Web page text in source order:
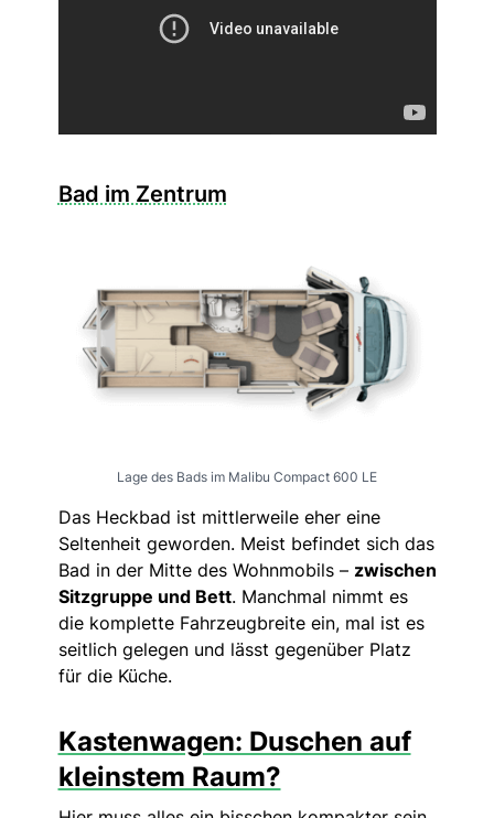
Bad im Zentrum
Lage des Bads im Malibu Compact 600 LE
Das Heckbad ist mittlerweile eher eine
Seltenheit geworden. Meist befindet sich das
Bad in der Mitte des Wohnmobils – zwischen
Sitzgruppe und Bett. Manchmal nimmt es
die komplette Fahrzeugbreite ein, mal ist es
seitlich gelegen und lässt gegenüber Platz
für die Küche.
Kastenwagen: Duschen auf
kleinstem Raum?